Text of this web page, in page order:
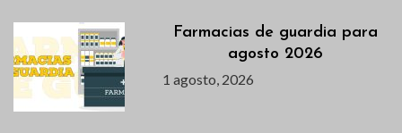
Farmacias de guardia para
agosto 2026
1 agosto, 2026